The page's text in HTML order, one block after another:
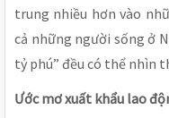
trung nhiều hơn vào
cả những người sống ở
tỷ phú” đều có thể nhìn
Ước mơ xuất khẩu lao